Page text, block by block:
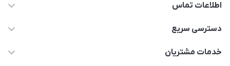
اطلاعات تماس
09332394024-09120346631
دسترسی سریع
حساب کاربری
خدمات مشتریان